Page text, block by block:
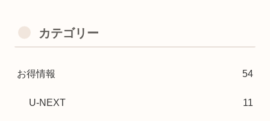
カテゴリー
お得情報 54
U-NEXT 11